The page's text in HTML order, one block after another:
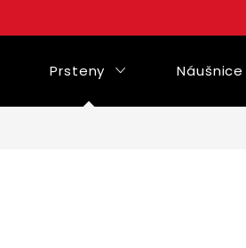
Prsteny Náušnice